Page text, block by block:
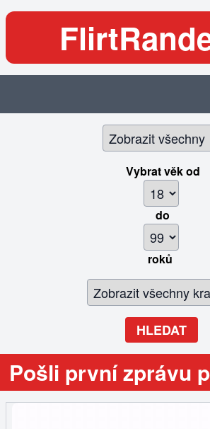
Vybrat věkod
do
roků
HLEDAT
Pošli první zprávu